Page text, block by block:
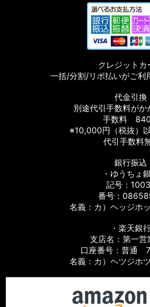
【シマノ】15-16ストラディック［
【シマノ】17サステイン［SUSTAIN
【シマノ】11バイオマスター［
【シマノ】08バイオマスター［
【シマノ】06バイオマスターMg［
【シマノ】13-16バイオマスターSW
【シマノ】10バイオマスターSW［
【シマノ】19スフェロスSW［
【シマノ】21スフェロスSW［
クレジットカ
一括/分割/リボ払いがご利
代金引換
別途代引手数料がか
手数料
※10,000円（税抜）
代引手数料
銀行振込
・ゆうちょ
記号：
番号：
名義：カ）ヘッジホ
・楽天銀
支店名：第一営
口座番号：普通
名義：カ）ヘツジホ